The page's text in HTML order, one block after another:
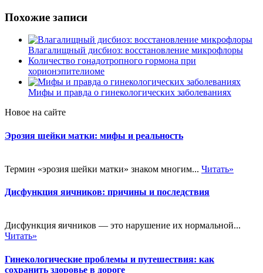
Похожие записи
Влагалищный дисбиоз: восстановление микрофлоры
Количество гонадотропного гормона при
хорионэпителиоме
Мифы и правда о гинекологических заболеваниях
Новое на сайте
Эрозия шейки матки: мифы и реальность
Термин «эрозия шейки матки» знаком многим... Читать»
Дисфункция яичников: причины и последствия
Дисфункция яичников — это нарушение их нормальной...
Читать»
Гинекологические проблемы и путешествия: как
сохранить здоровье в дороге